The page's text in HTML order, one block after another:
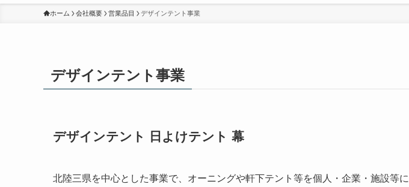
ホーム 会社概要 営業品目 デザインテント事業
デザインテント事業
デザインテント 日よけテント 幕
北陸三県を中心とした事業で、オーニングや軒下テント等を個人・企業・施設等